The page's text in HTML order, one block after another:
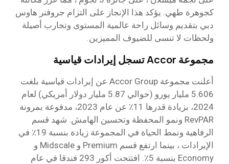
كجوهرة طهي. يؤكد هذا الإنجاز على التزام جروفنر هاوس
دبي بتقديم وسائل راحة عالمية المستوى وتجارب أصيلة
ولحظات لا تنسى للضيوف المميزين.
مجموعة Accor تسجل إيرادات قياسية
أعلنت مجموعة Accor Group عن إيرادات قياسية بلغت
5.606 مليار يورو (حوالي 5.87 مليار دولار أمريكي) لعام
2024، بزيادة قدرها 11٪ عن عام 2023، مدفوعة بمرونة
RevPAR ونمو المحفظة وتحسين الهامش. شهد قسم
الرفاهية ونمط الحياة في المجموعة زيادة بنسبة 19٪ في
الإيرادات ، بينما ارتفع قسم Premium و Midscale و
Economy بنسبة 5٪. افتتحت أكور 293 فندقا في عام